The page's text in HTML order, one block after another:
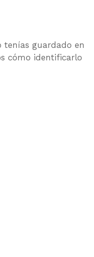
tenías guardado en
cómo identificarlo